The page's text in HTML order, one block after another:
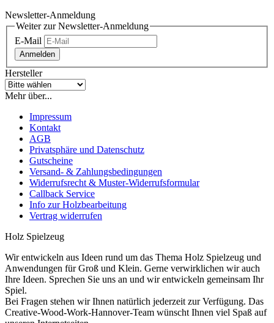
Newsletter-Anmeldung
Weiter zur Newsletter-Anmeldung
E-Mail
Anmelden
Hersteller
Mehr über...
Impressum
Kontakt
AGB
Privatsphäre und Datenschutz
Gutscheine
Versand- & Zahlungsbedingungen
Widerrufsrecht & Muster-Widerrufsformular
Callback Service
Info zur Holzbearbeitung
Vertrag widerrufen
Holz Spielzeug
Wir entwickeln aus Ideen rund um das Thema Holz Spielzeug und
Anwendungen für Groß und Klein. Gerne verwirklichen wir auch
Ihre Ideen. Sprechen Sie uns an und wir entwickeln gemeinsam Ihr
Spiel.
Bei Fragen stehen wir Ihnen natürlich jederzeit zur Verfügung. Das
Creative-Wood-Work-Hannover-Team wünscht Ihnen viel Spaß auf